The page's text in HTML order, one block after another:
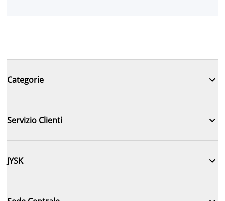
Categorie 
Servizio Clienti 
JYSK 